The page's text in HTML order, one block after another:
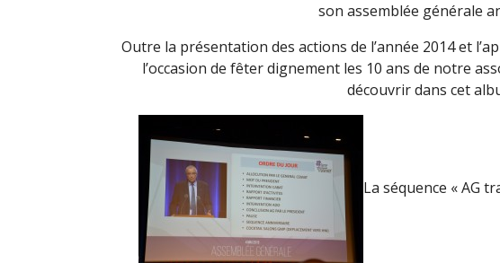
son assemblée générale
Outre la présentation des actions de l’année 2014 et
l’occasion de fêter dignement les 10 ans de notre
découvrir dans cet
La séquence « AG